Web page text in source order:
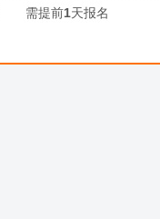
需提前1天报名